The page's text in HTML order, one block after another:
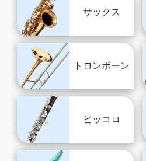
サックス
トロンボーン
ピッコロ